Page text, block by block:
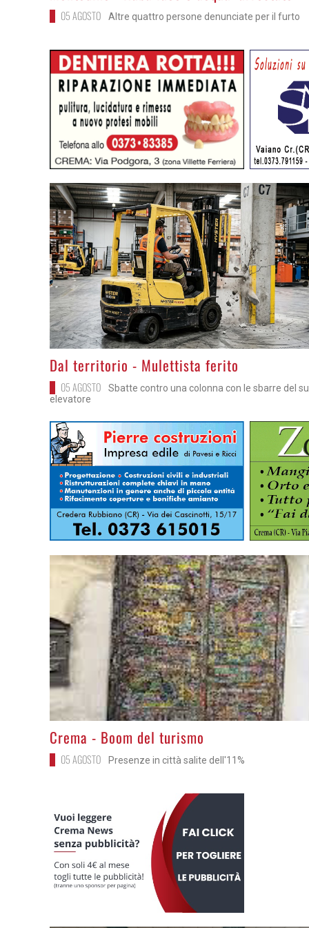
05 AGOSTO Altre quattro persone denunciate per il furto
>
Dal territorio - Mulettista ferito
05 AGOSTO
Sbatte contro una colonna con le sbarre del
elevatore
>
Crema - Boom del turismo
05 AGOSTO Presenze in città salite dell'11%